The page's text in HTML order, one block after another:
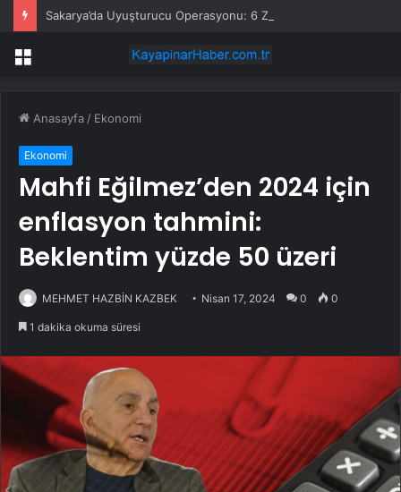
Sakarya’da Uyuşturucu Operasyonu: 6 Zanlı Tutuklandı
Menü
Anasayfa / Ekonomi
Ekonomi
Mahfi Eğilmez’den 2024 için
enflasyon tahmini:
Beklentim yüzde 50 üzeri
MEHMET HAZBİN KAZBEK Nisan 17, 2024 0 0
1 dakika okuma süresi